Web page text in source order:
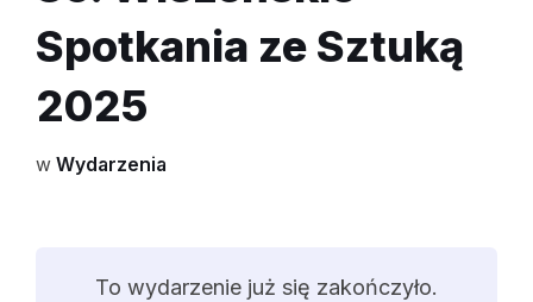
Spotkania ze Sztuką
2025
w Wydarzenia
To wydarzenie już się zakończyło.